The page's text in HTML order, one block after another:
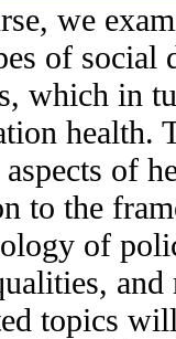
we
of social
which in
health.
of
to the
of
topics